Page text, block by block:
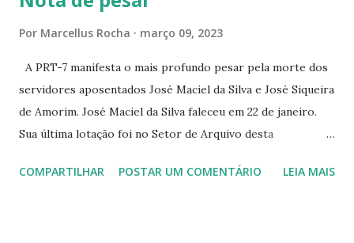
Por Marcellus Rocha março 09, 2023
A PRT-7 manifesta o mais profundo pesar pela morte dos
servidores aposentados José Maciel da Silva e José Siqueira
de Amorim. José Maciel da Silva faleceu em 22 de janeiro.
Sua última lotação foi no Setor de Arquivo desta
Siqueira Amorim faleceu em 28 de fevereiro e encerrou a
COMPARTILHAR POSTAR UM COMENTÁRIO LEIA MAIS